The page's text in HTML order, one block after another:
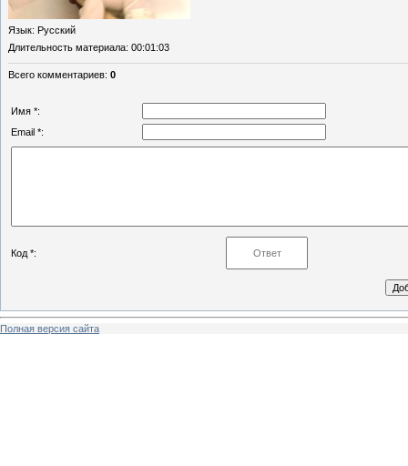
Язык: Русский
Длительность материала: 00:01:03
Всего комментариев: 0
Имя *:
Email *:
Код *:
Полная версия сайта